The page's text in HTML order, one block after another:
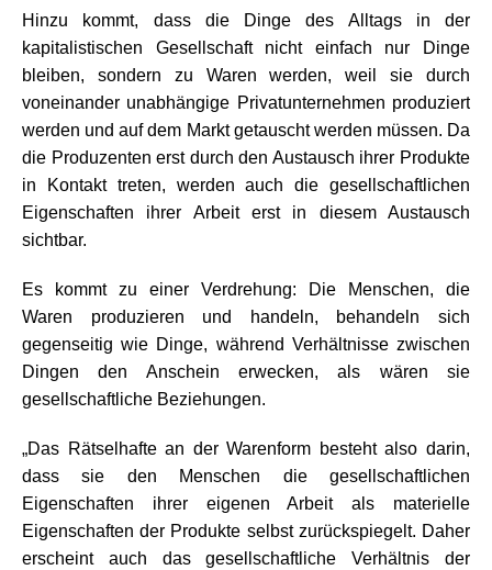
Hinzu kommt, dass die Dinge des Alltags in der
kapitalistischen Gesellschaft nicht einfach nur Dinge
bleiben, sondern zu Waren werden, weil sie durch
voneinander unabhängige Privatunternehmen produziert
werden und auf dem Markt getauscht werden müssen. Da
die Produzenten erst durch den Austausch ihrer Produkte
in Kontakt treten, werden auch die gesellschaftlichen
Eigenschaften ihrer Arbeit erst in diesem Austausch
sichtbar.
Es kommt zu einer Verdrehung: Die Menschen, die
Waren produzieren und handeln, behandeln sich
gegenseitig wie Dinge, während Verhältnisse zwischen
Dingen den Anschein erwecken, als wären sie
gesellschaftliche Beziehungen.
„Das Rätselhafte an der Warenform besteht also darin,
dass sie den Menschen die gesellschaftlichen
Eigenschaften ihrer eigenen Arbeit als materielle
Eigenschaften der Produkte selbst zurückspiegelt. Daher
erscheint auch das gesellschaftliche Verhältnis der